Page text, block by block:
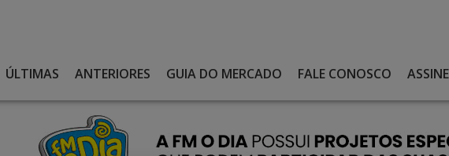
ÚLTIMAS ANTERIORES GUIA DO MERCADO FALE CONOSCO